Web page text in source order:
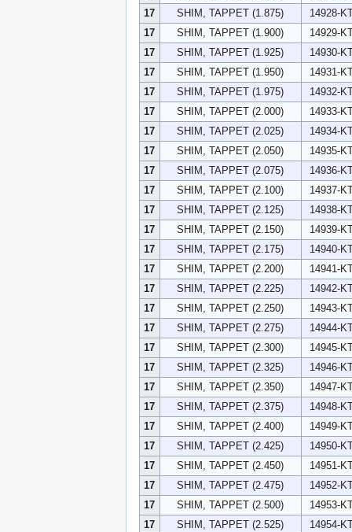
17
SHIM, TAPPET (1.875)
14928-
17
SHIM, TAPPET (1.900)
14929-
17
SHIM, TAPPET (1.925)
14930-
17
SHIM, TAPPET (1.950)
14931-
17
SHIM, TAPPET (1.975)
14932-
17
SHIM, TAPPET (2.000)
14933-
17
SHIM, TAPPET (2.025)
14934-
17
SHIM, TAPPET (2.050)
14935-
17
SHIM, TAPPET (2.075)
14936-
17
SHIM, TAPPET (2.100)
14937-
17
SHIM, TAPPET (2.125)
14938-
17
SHIM, TAPPET (2.150)
14939-
17
SHIM, TAPPET (2.175)
14940-
17
SHIM, TAPPET (2.200)
14941-
17
SHIM, TAPPET (2.225)
14942-
17
SHIM, TAPPET (2.250)
14943-
17
SHIM, TAPPET (2.275)
14944-
17
SHIM, TAPPET (2.300)
14945-
17
SHIM, TAPPET (2.325)
14946-
17
SHIM, TAPPET (2.350)
14947-
17
SHIM, TAPPET (2.375)
14948-
17
SHIM, TAPPET (2.400)
14949-
17
SHIM, TAPPET (2.425)
14950-
17
SHIM, TAPPET (2.450)
14951-
17
SHIM, TAPPET (2.475)
14952-
17
SHIM, TAPPET (2.500)
14953-
17
SHIM, TAPPET (2.525)
14954-